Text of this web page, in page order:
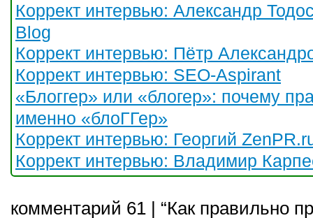
Коррект интервью: Александр
Blog
Коррект интервью: Пётр
Коррект интервью: SEO-Aspirant
«Блоггер» или «блогер»: почему
именно «блоГГер»
Коррект интервью: Георгий
Коррект интервью: Владимир
комментарий 61 | “Как правильно